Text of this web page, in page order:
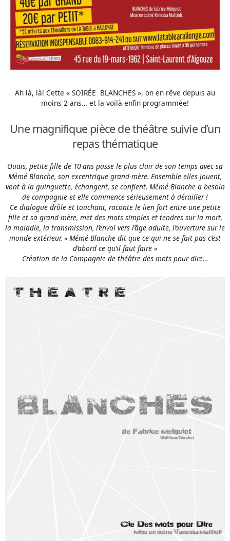
Ah là, là! Cette « SOIRÉE BLANCHES », on en rêve depuis au
moins 2 ans… et la voilà enfin programmée!
Une magnifique pièce de théâtre suivie d’un
repas thématique
Ouais, petite fille de 10 ans passe le plus clair de son temps avec sa
Mémé Blanche, son excentrique grand-mère. Ensemble elles jouent,
vont à la guinguette, échangent, se confient. Mémé Blanche a besoin
de compagnie et elle commence sérieusement à dérailler !
Ce dialogue drôle et touchant, raconte le lien fort entre une petite
fille et sa grand-mère, met des mots simples et tendres sur la mort,
la maladie, la transmission, l’envol vers l’âge adulte, l’ouverture sur le
monde extérieur. « Mémé Blanche dit que ce qui ne se fait pas c’est
d’abord ce qu’il faut faire »
Création de la Compagnie de théâtre des mots pour dire…